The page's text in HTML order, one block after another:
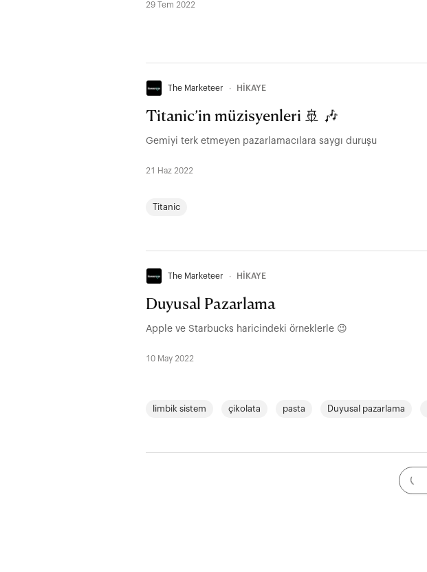
29 Tem 2022
The Marketeer ∙ HİKAYE
Titanic’in müzisyenleri 🚢 🎶
Gemiyi terk etmeyen pazarlamacılara saygı duruşu
21 Haz 2022
Titanic
The Marketeer ∙ HİKAYE
Duyusal Pazarlama
Apple ve Starbucks haricindeki örneklerle 😉
10 May 2022
limbik sistem çikolata pasta Duyusal pazarlama